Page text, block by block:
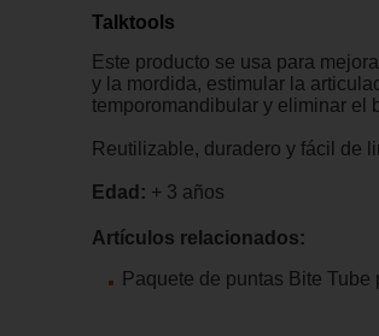
Talktools
Este producto se usa para
y la mordida, estimular la
temporomandibular y eliminar el
Reutilizable, duradero y fácil de
Edad: + 3 años
Artículos relacionados:
Paquete de puntas Bite Tube